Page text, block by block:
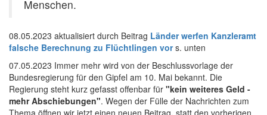
Menschen.
08.05.2023 aktualisiert durch Beitrag Länder werfen Kanzleramt
falsche Berechnung zu Flüchtlingen vor s. unten
07.05.2023 Immer mehr wird von der Beschlussvorlage der
Bundesregierung für den Gipfel am 10. Mai bekannt. Die
Regierung steht kurz gefasst offenbar für "kein weiteres Geld -
mehr Abschiebungen". Wegen der Fülle der Nachrichten zum